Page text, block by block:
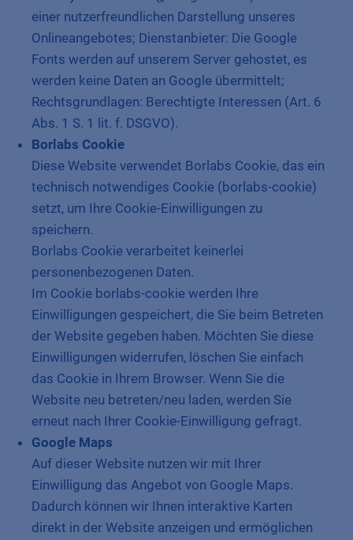
einer nutzerfreundlichen Darstellung unseres
Onlineangebotes; Dienstanbieter: Die Google
Fonts werden auf unserem Server gehostet, es
werden keine Daten an Google übermittelt;
Rechtsgrundlagen: Berechtigte Interessen (Art. 6
Abs. 1 S. 1 lit. f. DSGVO).
Borlabs Cookie
Diese Website verwendet Borlabs Cookie, das ein
technisch notwendiges Cookie (borlabs-cookie)
setzt, um Ihre Cookie-Einwilligungen zu
speichern.
Borlabs Cookie verarbeitet keinerlei
personenbezogenen Daten.
Im Cookie borlabs-cookie werden Ihre
Einwilligungen gespeichert, die Sie beim Betreten
der Website gegeben haben. Möchten Sie diese
Einwilligungen widerrufen, löschen Sie einfach
das Cookie in Ihrem Browser. Wenn Sie die
Website neu betreten/neu laden, werden Sie
erneut nach Ihrer Cookie-Einwilligung gefragt.
Google Maps
Auf dieser Website nutzen wir mit Ihrer
Einwilligung das Angebot von Google Maps.
Dadurch können wir Ihnen interaktive Karten
direkt in der Website anzeigen und ermöglichen